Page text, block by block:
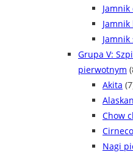
Jamnik
Jamnik
Jamnik
Grupa V:
pierwotnym
Akita
Chow
Nagi